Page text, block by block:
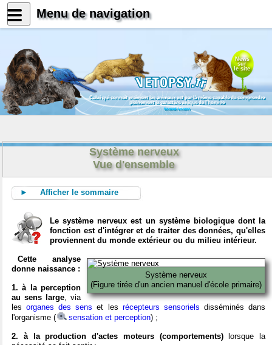
News
sur
le site
Celui qui connait vraiment les animaux est par là même capable de comprendre
pleinement le caractère unique de l'homme
Konrad Lorenz
Système nerveux
Vue d'ensemble
► Afficher le sommaire
Le système nerveux est un système biologique dont la
fonction est d'intégrer et de traiter des données, qu'elles
proviennent du monde extérieur ou du milieu intérieur.
Système nerveux
(Figure tirée d'un ancien manuel d'école primaire)
Cette analyse
donne naissance :
1. à la perception
au sens large, via
lesorganes des sens et les récepteurs sensoriels disséminés dans
l'organisme (
sensation et perception) ;
2. à la production d'actes moteurs (comportements)lorsque la
Menu de navigation